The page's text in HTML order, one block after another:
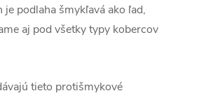
podlaha šmykľavá ako ľad,
aj pod všetky typy kobercov
tieto protišmykové